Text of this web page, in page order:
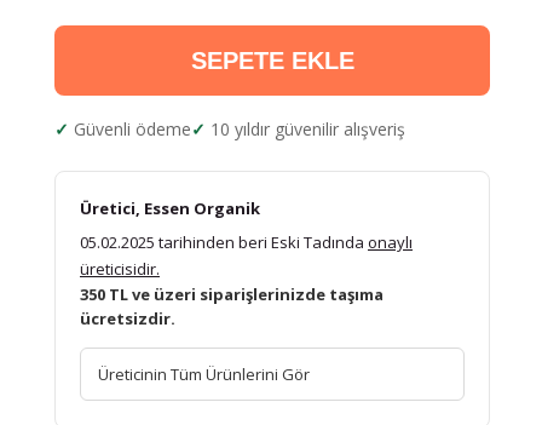
SEPETE EKLE
Güvenli ödeme 10 yıldır güvenilir alışveriş
Üretici, Essen Organik
05.02.2025 tarihinden beri Eski Tadında onaylı
üreticisidir.
350 TL ve üzeri siparişlerinizde taşıma
ücretsizdir.
Üreticinin Tüm Ürünlerini Gör